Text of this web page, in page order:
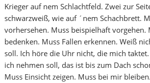
Krieger auf nem Schlachtfeld. Zwei zur
schwarzweiß, wie auf ´nem Schachbrett.
vorhersehen. Muss beispielhaft vorgehen.
bedenken. Muss Fallen erkennen. Weiß
soll. Ich höre die Uhr nicht, die mich
ich nehmen soll, das ist bis zum Dach
Muss Einsicht zeigen. Muss bei mir